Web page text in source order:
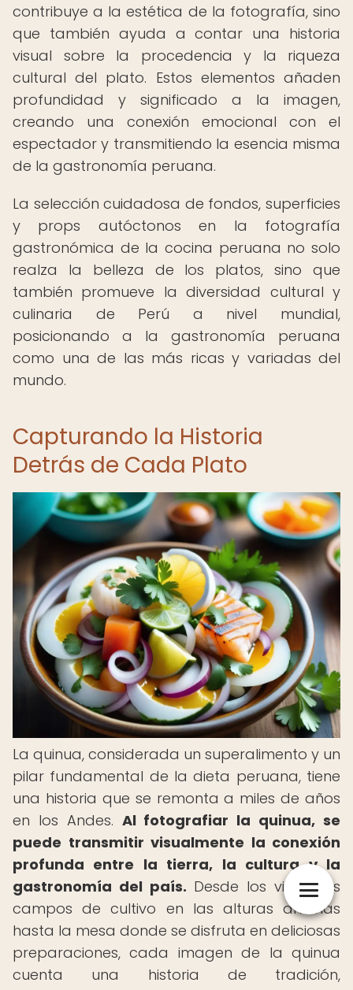
contribuye a la estética de la fotografía, sino
que también ayuda a contar una historia
visual sobre la procedencia y la riqueza
cultural del plato. Estos elementos añaden
profundidad y significado a la imagen,
creando una conexión emocional con el
espectador y transmitiendo la esencia misma
de la gastronomía peruana.
La selección cuidadosa de fondos, superficies
y props autóctonos en la fotografía
gastronómica de la cocina peruana no solo
realza la belleza de los platos, sino que
también promueve la diversidad cultural y
culinaria de Perú a nivel mundial,
posicionando a la gastronomía peruana
como una de las más ricas y variadas del
mundo.
Capturando la Historia
Detrás de Cada Plato
La quinua, considerada un superalimento y un
pilar fundamental de la dieta peruana, tiene
una historia que se remonta a miles de años
en los Andes. Al fotografiar la quinua, se
puede transmitir visualmente la conexión
profunda entre la tierra, la cultura y la
gastronomía del país. Desde los vibrantes
campos de cultivo en las alturas andinas
hasta la mesa donde se disfruta en deliciosas
preparaciones, cada imagen de la quinua
cuenta una historia de tradición,